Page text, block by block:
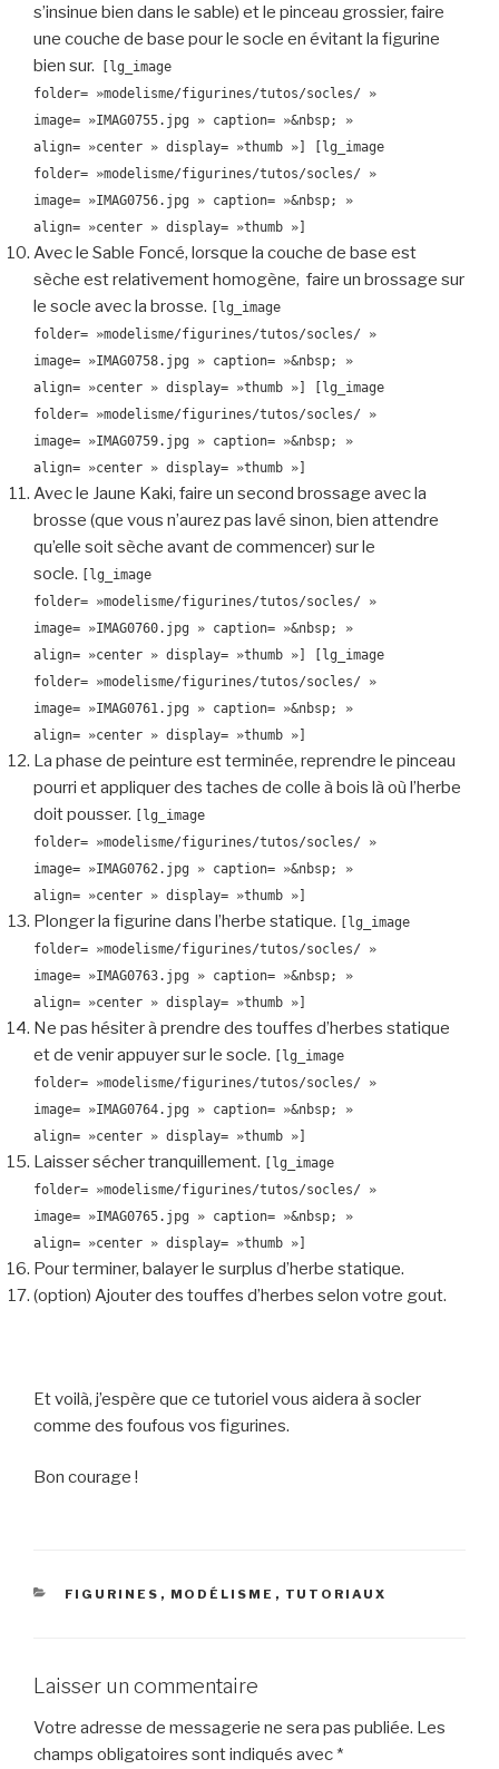
s’insinue bien dans le sable) et le pinceau grossier, faire
une couche de base pour le socle en évitant la figurine
bien sur.
[lg_image
folder= »modelisme/figurines/tutos/socles/ »
image= »IMAG0755.jpg » caption= »&nbsp; »
align= »center » display= »thumb »]
[lg_image
folder= »modelisme/figurines/tutos/socles/ »
image= »IMAG0756.jpg » caption= »&nbsp; »
align= »center » display= »thumb »]
Avec le Sable Foncé, lorsque la couche de base est
sèche est relativement homogène, faire un brossage sur
le socle avec la brosse. [lg_image
folder= »modelisme/figurines/tutos/socles/ »
image= »IMAG0758.jpg » caption= »&nbsp; »
align= »center » display= »thumb »]
[lg_image
folder= »modelisme/figurines/tutos/socles/ »
image= »IMAG0759.jpg » caption= »&nbsp; »
align= »center » display= »thumb »]
Avec le Jaune Kaki, faire un second brossage avec la
brosse (que vous n’aurez pas lavé sinon, bien attendre
qu’elle soit sèche avant de commencer) sur le
socle. [lg_image
folder= »modelisme/figurines/tutos/socles/ »
image= »IMAG0760.jpg » caption= »&nbsp; »
align= »center » display= »thumb »]
[lg_image
folder= »modelisme/figurines/tutos/socles/ »
image= »IMAG0761.jpg » caption= »&nbsp; »
align= »center » display= »thumb »]
La phase de peinture est terminée, reprendre le pinceau
pourri et appliquer des taches de colle à bois là où l’herbe
doit pousser. [lg_image
folder= »modelisme/figurines/tutos/socles/ »
image= »IMAG0762.jpg » caption= »&nbsp; »
align= »center » display= »thumb »]
Plonger la figurine dans l’herbe statique. [lg_image
folder= »modelisme/figurines/tutos/socles/ »
image= »IMAG0763.jpg » caption= »&nbsp; »
align= »center » display= »thumb »]
Ne pas hésiter à prendre des touffes d’herbes statique
et de venir appuyer sur le socle. [lg_image
folder= »modelisme/figurines/tutos/socles/ »
image= »IMAG0764.jpg » caption= »&nbsp; »
align= »center » display= »thumb »]
Laisser sécher tranquillement. [lg_image
folder= »modelisme/figurines/tutos/socles/ »
image= »IMAG0765.jpg » caption= »&nbsp; »
align= »center » display= »thumb »]
Pour terminer, balayer le surplus d’herbe statique.
(option) Ajouter des touffes d’herbes selon votre gout.
Et voilà, j’espère que ce tutoriel vous aidera à socler
comme des foufous vos figurines.
Bon courage !
CATÉGORIES
FIGURINES , MODÉLISME , TUTORIAUX
Laisser un commentaire
Votre adresse de messagerie ne sera pas publiée. Les
champs obligatoires sont indiqués avec *